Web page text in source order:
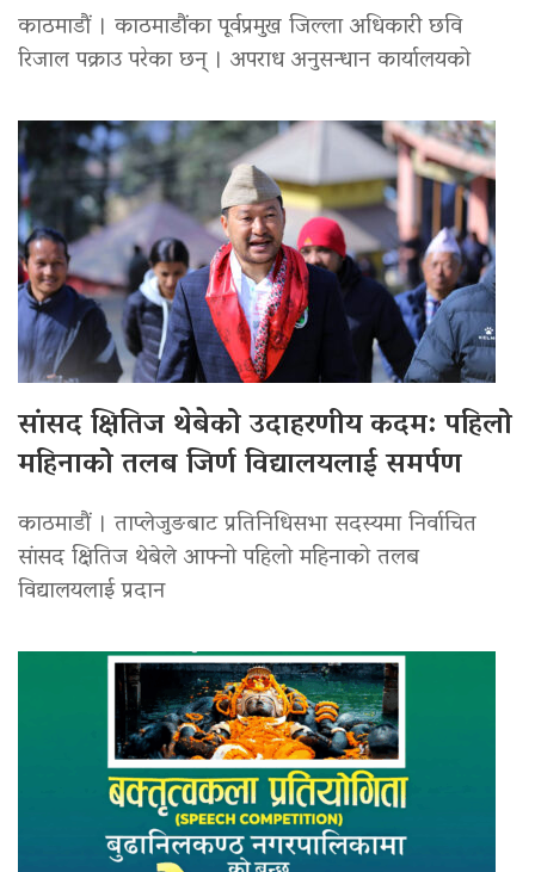
काठमाडौं । काठमाडौंका पूर्वप्रमुख जिल्ला अधिकारी छवि
रिजाल पक्राउ परेका छन् । अपराध अनुसन्धान कार्यालयको
सांसद क्षितिज थेबेको उदाहरणीय कदम: पहिलो
महिनाको तलब जिर्ण विद्यालयलाई समर्पण
काठमाडौं । ताप्लेजुङबाट प्रतिनिधिसभा सदस्यमा निर्वाचित
सांसद क्षितिज थेबेले आफ्नो पहिलो महिनाको तलब
विद्यालयलाई प्रदान